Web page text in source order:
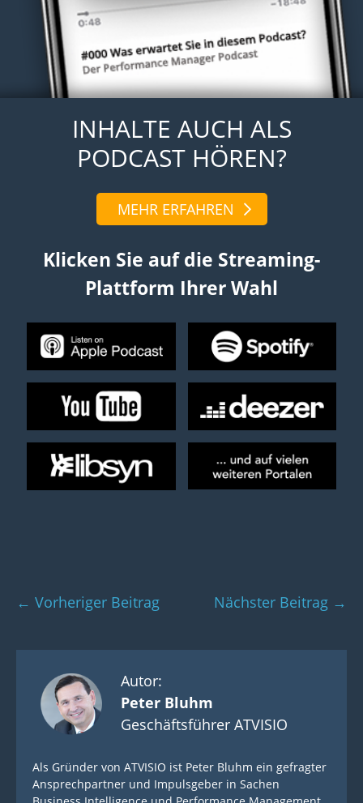
INHALTE AUCH ALS
PODCAST HÖREN?
MEHR ERFAHREN
Klicken Sie auf die Streaming-
Plattform Ihrer Wahl
Beitragsnavigation
← Vorheriger Beitrag Nächster Beitrag →
Autor:
Peter Bluhm
Geschäftsführer ATVISIO
Als Gründer von ATVISIO ist Peter Bluhm ein gefragter
Ansprechpartner und Impulsgeber in Sachen